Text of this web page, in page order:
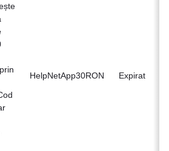
HelpNetApp30RON Expirat